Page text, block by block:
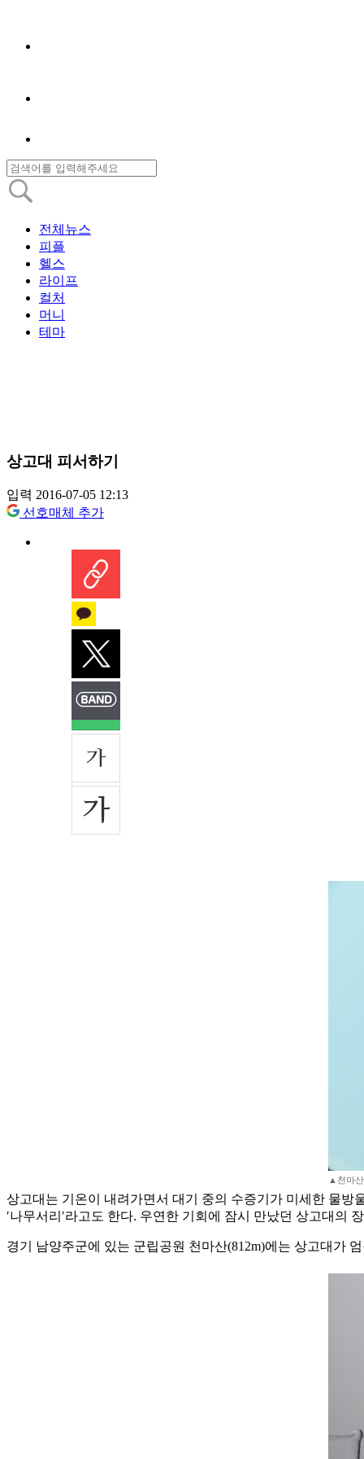
전체뉴스
피플
헬스
라이프
컬처
머니
테마
상고대 피서하기
입력 2016-07-05 12:13
선호매체 추가
▲천마산
상고대는 기온이 내려가면서 대기 중의 수증기가 미세한 물방
′나무서리′라고도 한다. 우연한 기회에 잠시 만났던 상고대의
경기 남양주군에 있는 군립공원 천마산(812m)에는 상고대가